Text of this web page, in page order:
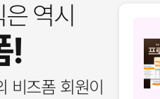
역시
!
비즈폼 회원이